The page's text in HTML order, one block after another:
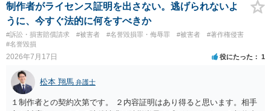
制作者がライセンス証明を出さない。逃げられないよ
うに、今すぐ法的に何をすべきか
#訴訟・損害賠償請求 #被害者 #名誉毀損罪・侮辱罪 #被害者
#著作権侵害
#名誉毀損
2026年7月17日 役にたった 1
松本 翔馬 弁護士
１制作者との契約次第です。 ２内容証明はあり得ると思います。相手